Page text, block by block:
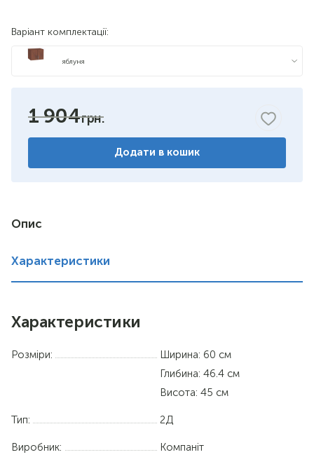
Варіант комплектації:
яблуня
горіх
1 904
Додати в кошик
Опис
Характеристики
Характеристики
Розміри:
Ширина: 60 см
Глибина: 46.4 см
Висота: 45 см
Тип: 2Д
Виробник: Компаніт